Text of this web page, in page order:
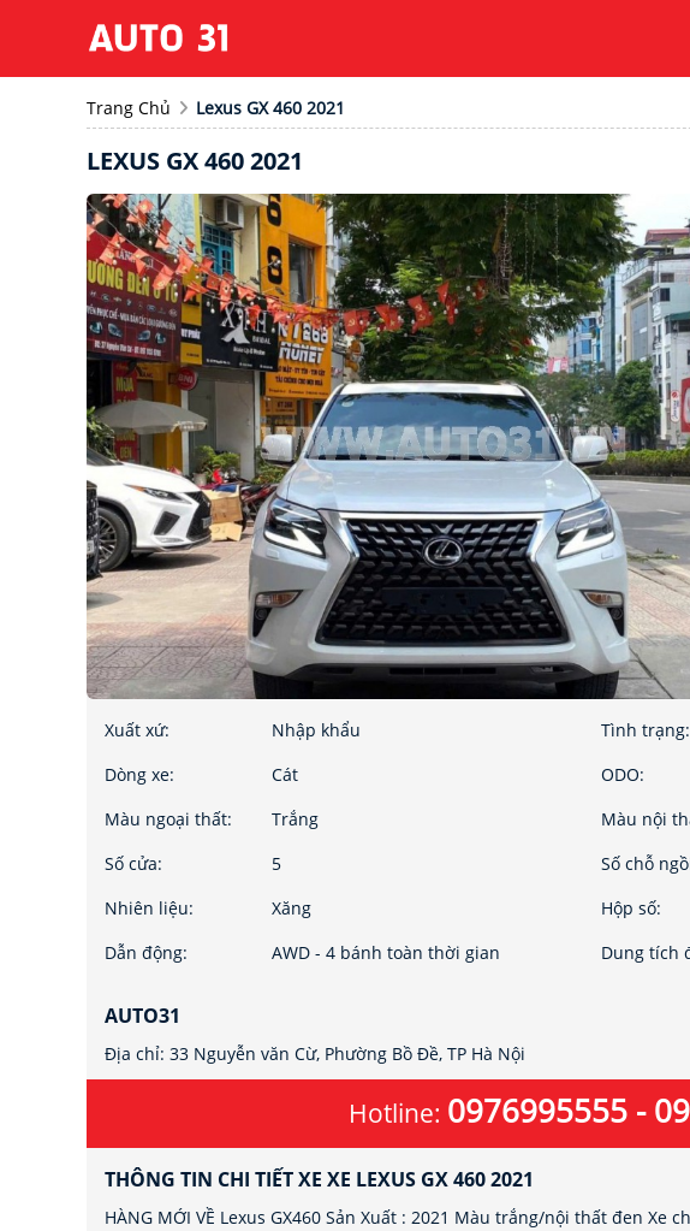
Trang Chủ Lexus GX 460 2021
LEXUS GX 460 2021
Xuất xứ: Nhập khẩu Tình trạng:
Dòng xe:
Cát ODO:
Màu ngoại thất:
Trắng Màu nội
Số cửa:
5 Số chỗ
Nhiên liệu:
Xăng Hộp số:
Dẫn động:
AWD - 4 bánh toàn thời gian Dung tích
AUTO31
Địa chỉ: 33 Nguyễn văn Cừ, Phường Bồ Đề, TP Hà Nội
Hotline: 0976995555 -
THÔNG TIN CHI TIẾT XE XE LEXUS GX 460 2021
HÀNG MỚI VỀ Lexus GX460 Sản Xuất : 2021 Màu trắng/nội thất đen Xe